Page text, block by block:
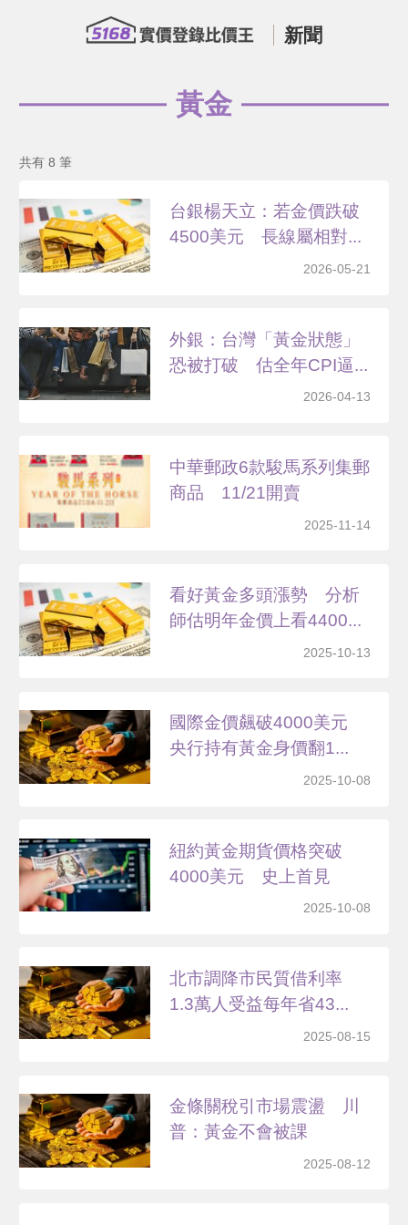
新聞
黃金
共有 8 筆
台銀楊天立：若金價跌破
4500美元 長線屬相對...
2026-05-21
外銀：台灣「黃金狀態」
恐被打破 估全年CPI逼...
2026-04-13
中華郵政6款駿馬系列集郵
商品 11/21開賣
2025-11-14
看好黃金多頭漲勢 分析
師估明年金價上看4400...
2025-10-13
國際金價飆破4000美元
央行持有黃金身價翻1...
2025-10-08
紐約黃金期貨價格突破
4000美元 史上首見
2025-10-08
北市調降市民質借利率
1.3萬人受益每年省43...
2025-08-15
金條關稅引市場震盪 川
普：黃金不會被課
2025-08-12